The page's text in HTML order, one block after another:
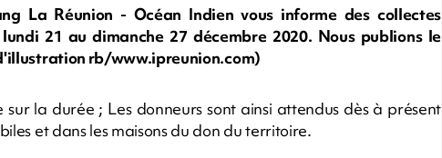
La Réunion - Océan Indien vous informe des collectes
21 au dimanche 27 décembre 2020. Nous publions le
rb/www.ipreunion.com)
la durée ; Les donneurs sont ainsi attendus dès à présent
et dans les maisons du don du territoire.